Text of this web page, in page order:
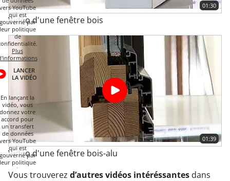
YouTube
qui est
par
politique
de
Plus
LANCER
LA VIDÉO
01:30
Vidéo d'une fenêtre bois
En lançant la
vidéo, vous
donnez votre
accord pour
un transfert
de données
YouTube
qui est
par
politique
de
01:39
Vidéo d'une fenêtre bois-alu
Vous trouverez d’autres vidéos intéréssantes dans